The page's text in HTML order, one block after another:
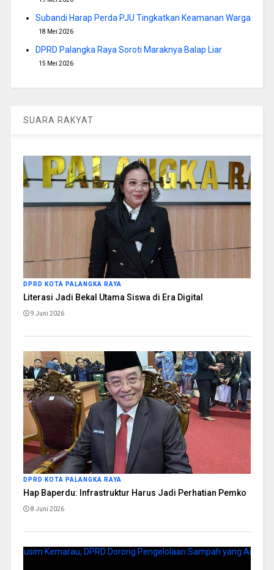
Subandi Harap Perda PJU Tingkatkan Keamanan Warga
18 Mei 2026
DPRD Palangka Raya Soroti Maraknya Balap Liar
15 Mei 2026
SUARA RAKYAT
DPRD KOTA PALANGKA RAYA
Literasi Jadi Bekal Utama Siswa di Era Digital
9 Juni 2026
DPRD KOTA PALANGKA RAYA
Hap Baperdu: Infrastruktur Harus Jadi Perhatian Pemko
8 Juni 2026